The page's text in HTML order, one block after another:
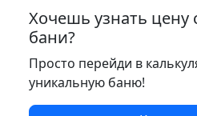
Хочешь узнать цену
бани?
Просто перейди в
уникальную баню!